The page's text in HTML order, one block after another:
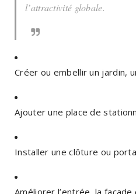
l’attractivité globale.
Créer ou embellir un jardin,
Ajouter une place de
Installer une clôture ou
Améliorer l’entrée, la